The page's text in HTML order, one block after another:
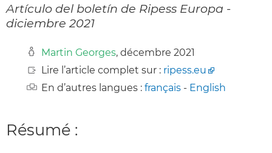
Artículo del boletín de Ripess Europa -
diciembre 2021
Martin Georges, décembre 2021
Lire l’article complet sur : ripess.eu
En d’autres langues : français - English
Résumé :